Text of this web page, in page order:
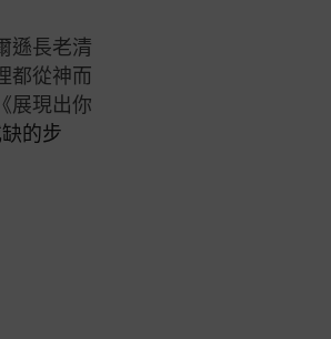
遜長老清
都從神而
展現出你
的步